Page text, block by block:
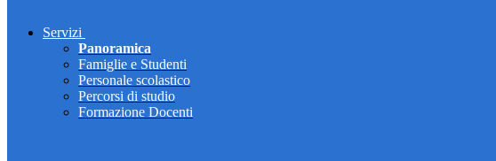
Servizi
Panoramica
Famiglie e Studenti
Personale scolastico
Percorsi di studio
Formazione Docenti